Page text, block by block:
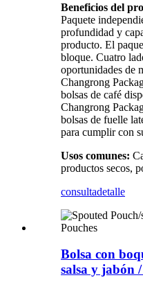
Beneficios del
Paquete
profundidad y
producto. El
bloque. Cuatro
oportunidades de
Changrong
bolsas de café
Changrong
bolsas de fuelle
para cumplir con
Usos comunes:
productos secos,
consultadetalle
Bolsa con
salsa y jabón